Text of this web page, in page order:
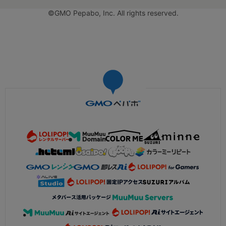
©GMO Pepabo, Inc. All rights reserved.